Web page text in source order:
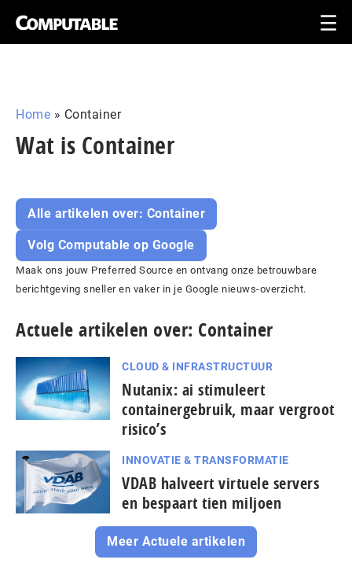
Home » Container
Wat is Container
Alle artikelen over: Container
Volg Computable op Google
Maak ons jouw Preferred Source en ontvang onze betrouwbare
berichtgeving sneller en vaker in je Google nieuws-overzicht.
Actuele artikelen over: Container
CLOUD & INFRASTRUCTUUR
Nutanix: ai stimuleert
containergebruik, maar vergroot
risico’s
INNOVATIE & TRANSFORMATIE
VDAB halveert virtuele servers
en bespaart tien miljoen
Meer Actuele artikelen